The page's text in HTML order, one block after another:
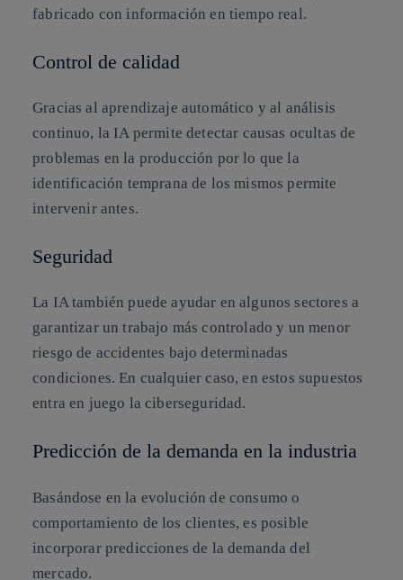
fabricado con información en tiempo real.
Control de calidad
Gracias al aprendizaje automático y al análisis
continuo, la IA permite detectar causas ocultas de
problemas en la producción por lo que la
identificación temprana de los mismos permite
intervenir antes.
Seguridad
La IA también puede ayudar en algunos sectores a
garantizar un trabajo más controlado y un menor
riesgo de accidentes bajo determinadas
condiciones. En cualquier caso, en estos supuestos
entra en juego la ciberseguridad.
Predicción de la demanda en la industria
Basándose en la evolución de consumo o
comportamiento de los clientes, es posible
incorporar predicciones de la demanda del
mercado.